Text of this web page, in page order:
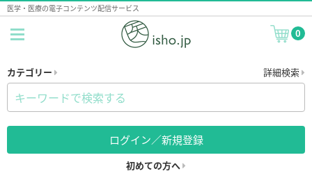
医学・医療の電子コンテンツ配信サービス
0
カテゴリー 詳細検索
ログイン／新規登録
初めての方へ